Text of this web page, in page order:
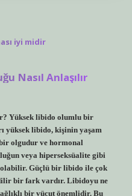
iyi midir
Nasıl Anlaşılır
Yüksek libido olumlu bir
yüksek libido, kişinin yaşam
olgudur ve hormonal
veya hiperseksüalite gibi
Güçlü bir libido ile çok
bir fark vardır. Libidoyu ne
bir vücut önemlidir. Bu